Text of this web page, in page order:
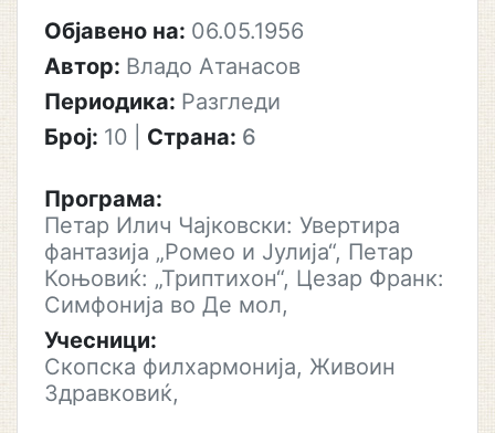
Објавено на: 06.05.1956
Автор: Владо Атанасов
Периодика: Разгледи
Број: 10 Страна: 6
Програма:
Петар Илич Чајковски: Увертира
фантазија „Ромео и Јулија“, Петар
Коњовиќ: „Триптихон“, Цезар Франк:
Симфонија во Де мол,
Учесници:
Скопска филхармонија, Живоин
Здравковиќ,